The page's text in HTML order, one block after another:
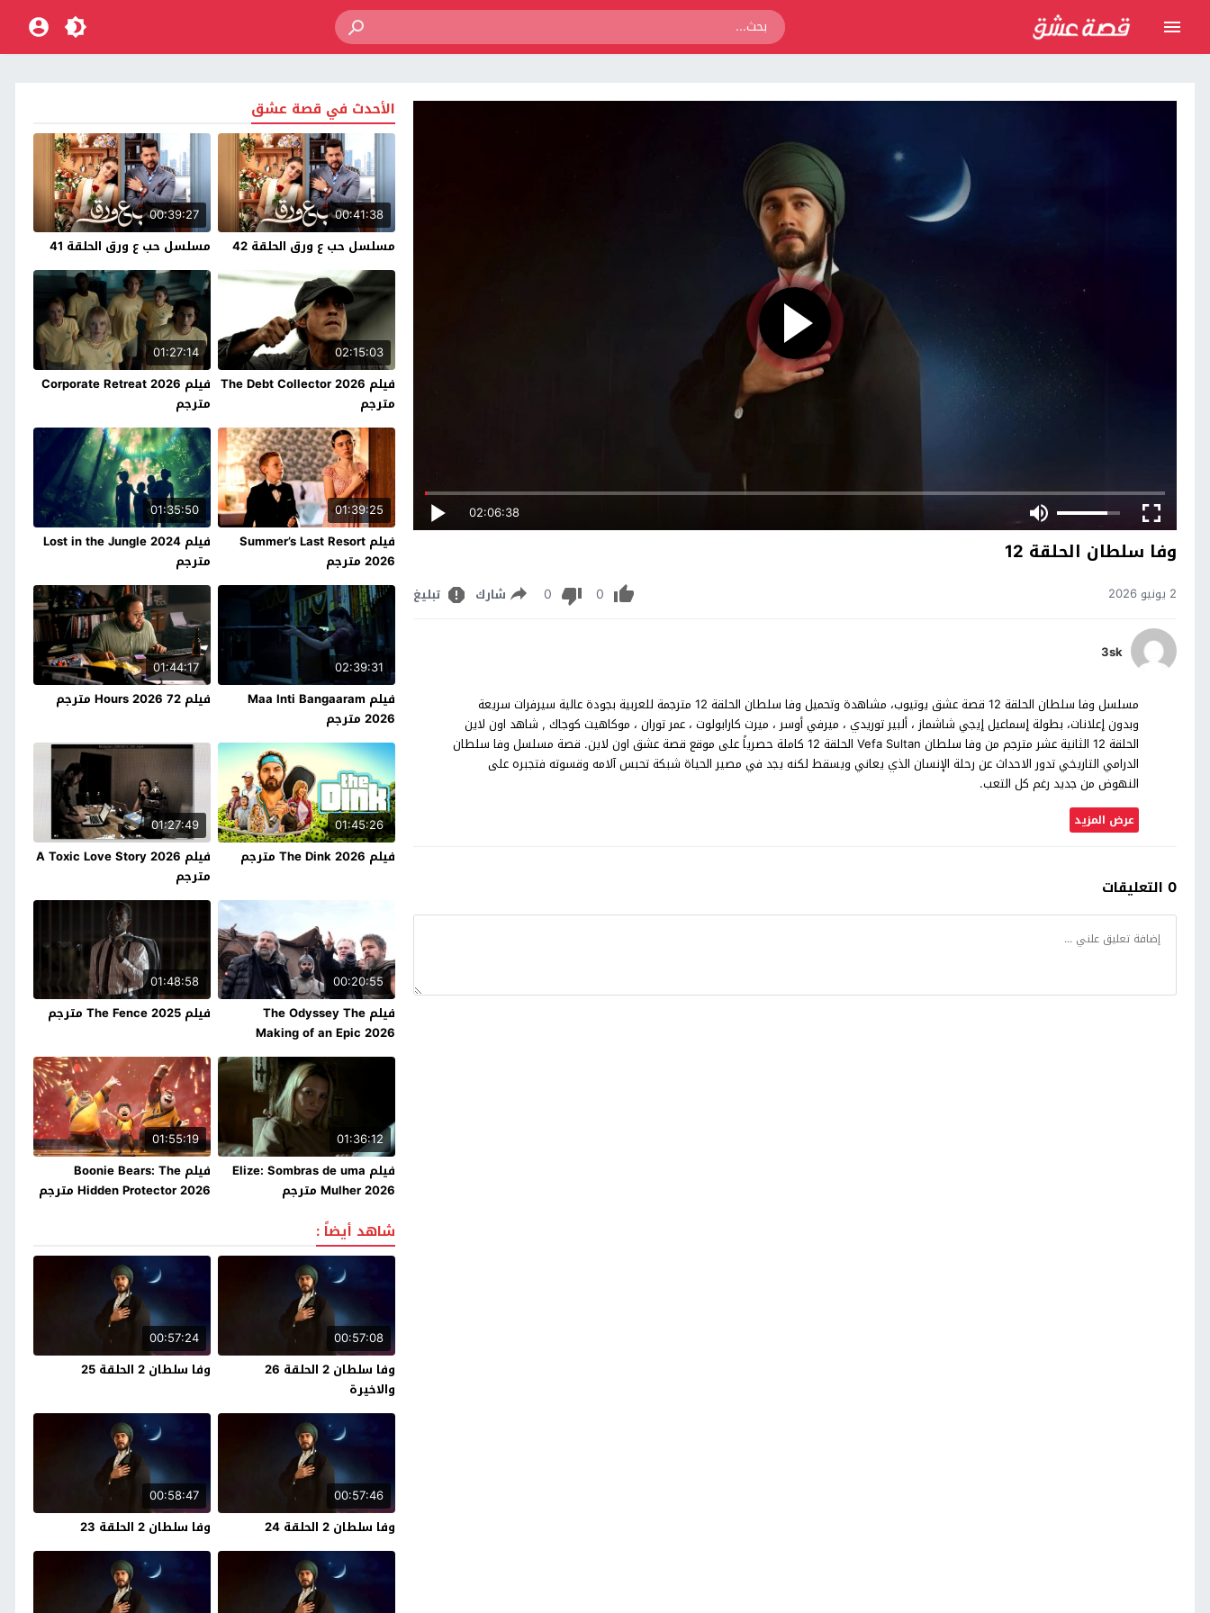
02:06:38
وفا سلطان الحلقة 12
2 يونيو 2026 0
0 شارك تبليغ
3sk
مسلسل وفا سلطان الحلقة 12 قصة عشق يوتيوب، مشاهدة وتحميل وفا سلطان الحلقة 12 مترجمة للعربية بجودة عالية سيرفرات سريعة
وبدون إعلانات، بطولة إسماعيل إيجي شاشماز ، ألبير توريدي ، ميرفي أوسر ، ميرت كارابولوت ، عمر توران ، موكاهيت كوجاك , شاهد اون لاين
الحلقة 12 الثانية عشر مترجم من وفا سلطان Vefa Sultan الحلقة 12 كاملة حصرياً على موقع قصة عشق اون لاين. قصة مسلسل وفا سلطان
الدرامي التاريخي تدور الاحداث عن رحلة الإنسان الذي يعاني ويسقط لكنه يجد في مصير الحياة شبكة تحبس آلامه وقسوته فتجبره على
النهوض من جديد رغم كل التعب.
عرض المزيد
0 التعليقات
الأحدث في قصة عشق
00:41:38
مسلسل حب ع ورق الحلقة 42
00:39:27
مسلسل حب ع ورق الحلقة 41
02:15:03
فيلم The Debt Collector 2026
مترجم
01:27:14
فيلم Corporate Retreat 2026
مترجم
01:39:25
فيلم Summer’s Last Resort
2026 مترجم
01:35:50
فيلم Lost in the Jungle 2024
مترجم
02:39:31
فيلم Maa Inti Bangaaram
2026 مترجم
01:44:17
فيلم 72 Hours 2026 مترجم
01:45:26
فيلم The Dink 2026 مترجم
01:27:49
فيلم A Toxic Love Story 2026
مترجم
00:20:55
فيلم The Odyssey The
Making of an Epic 2026
مترجم
01:48:58
فيلم The Fence 2025 مترجم
01:36:12
فيلم Elize: Sombras de uma
Mulher 2026 مترجم
01:55:19
فيلم Boonie Bears: The
Hidden Protector 2026 مترجم
شاهد أيضاً :
00:57:08
وفا سلطان 2 الحلقة 26
والاخيرة
00:57:24
وفا سلطان 2 الحلقة 25
00:57:46
وفا سلطان 2 الحلقة 24
00:58:47
وفا سلطان 2 الحلقة 23